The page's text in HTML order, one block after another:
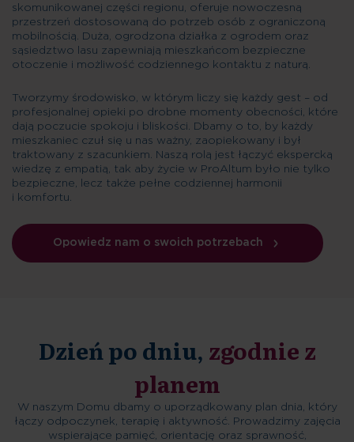
skomunikowanej części regionu, oferuje nowoczesną
przestrzeń dostosowaną do potrzeb osób z ograniczoną
mobilnością. Duża, ogrodzona działka z ogrodem oraz
sąsiedztwo lasu zapewniają mieszkańcom bezpieczne
otoczenie i możliwość codziennego kontaktu z naturą.
Tworzymy środowisko, w którym liczy się każdy gest – od
profesjonalnej opieki po drobne momenty obecności, które
dają poczucie spokoju i bliskości. Dbamy o to, by każdy
mieszkaniec czuł się u nas ważny, zaopiekowany i był
traktowany z szacunkiem. Naszą rolą jest łączyć ekspercką
wiedzę z empatią, tak aby życie w ProAltum było nie tylko
bezpieczne, lecz także pełne codziennej harmonii
i komfortu.
Opowiedz nam o swoich potrzebach
Dzień po dniu, zgodnie z
planem
W naszym Domu dbamy o uporządkowany plan dnia, który
łączy odpoczynek, terapię i aktywność. Prowadzimy zajęcia
wspierające pamięć, orientację oraz sprawność,